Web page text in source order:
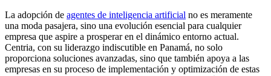
La adopción de agentes de inteligencia artificial no es meramente
una moda pasajera, sino una evolución esencial para cualquier
empresa que aspire a prosperar en el dinámico entorno actual.
Centria, con su liderazgo indiscutible en Panamá, no solo
proporciona soluciones avanzadas, sino que también apoya a las
empresas en su proceso de implementación y optimización de estas